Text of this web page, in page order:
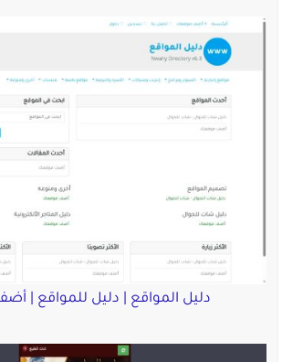
دليل المواقع | دليل للمواقع |